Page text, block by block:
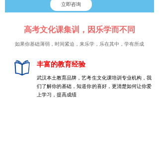
立即咨询
高考文化课集训，因乐学而不同
如果你基础薄弱，时间紧迫，来乐学，乐在其中，学有所成
丰富的教育经验
武汉本土教育品牌，艺考生文化课培训专业机构，我
们了解你的基础，知道你的喜好， 更清楚如何让你爱
上学习，提高成绩